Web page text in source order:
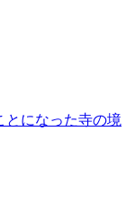
とになった寺の境